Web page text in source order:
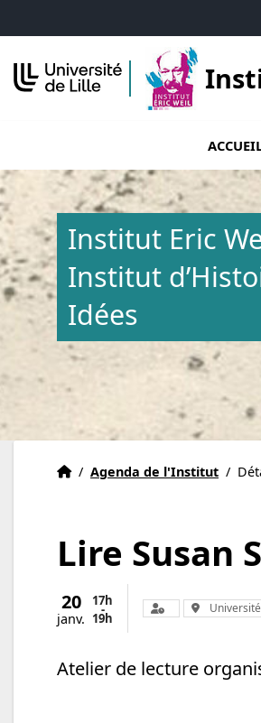
Institut Eric
Institut
Idées
Institut Eric Weil
Accueil
/ Agenda de l'Institut /
Lire Susan
20
janv.
17h
-
19h
Organisateur :
Lieu :
Atelier de lecture